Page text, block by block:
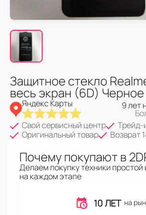
Защитное стекло
весь экран (6D) Черное
Яндекс Карты 9 лет
Свой сервисный центр
Трейд-
Оригинальный товар
Возврат
Почему покупают в
Делаем покупку техники простой
на каждом этапе
10 ЛЕТ на